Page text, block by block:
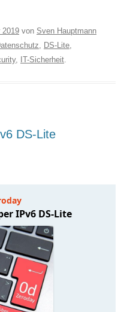
2019 von Sven Hauptmann
, DS-Lite,
, IT-Sicherheit.
DS-Lite